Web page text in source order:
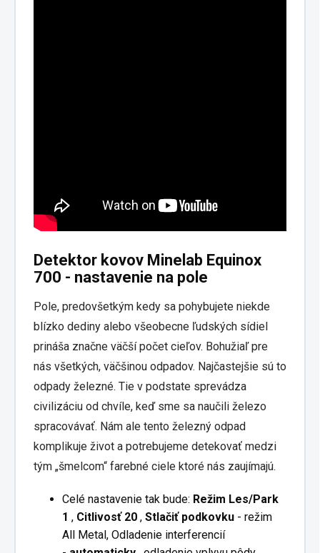
Detektor kovov Minelab Equinox
700 - nastavenie na pole
Pole, predovšetkým kedy sa pohybujete niekde
blízko dediny alebo všeobecne ľudských sídiel
prináša značne väčší počet cieľov. Bohužiaľ pre
nás všetkých, väčšinou odpadov. Najčastejšie sú to
odpady železné. Tie v podstate sprevádza
civilizáciu od chvíle, keď sme sa naučili železo
spracovávať. Nám ale tento železný odpad
komplikuje život a potrebujeme detekovať medzi
tým „šmelcom“ farebné ciele ktoré nás zaujímajú.
Celé nastavenie tak bude: Režim Les/Park
1 , Citlivosť 20 , Stlačiť podkovku - režim
All Metal, Odladenie interferencií